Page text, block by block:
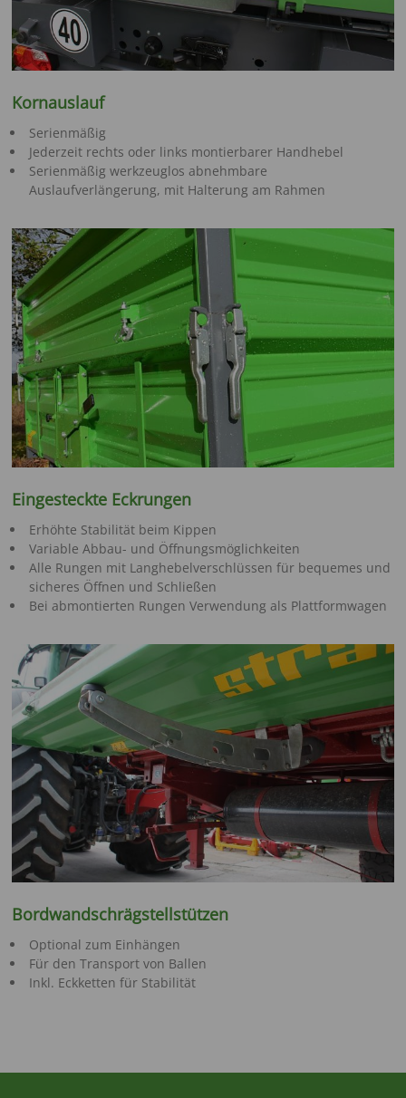
Kornauslauf
Serienmäßig
Jederzeit rechts oder links montierbarer Handhebel
Serienmäßig werkzeuglos abnehmbare
Auslaufverlängerung, mit Halterung am Rahmen
Eingesteckte Eckrungen
Erhöhte Stabilität beim Kippen
Variable Abbau- und Öffnungsmöglichkeiten
Alle Rungen mit Langhebelverschlüssen für bequemes und
sicheres Öffnen und Schließen
Bei abmontierten Rungen Verwendung als Plattformwagen
Bordwandschrägstellstützen
Optional zum Einhängen
Für den Transport von Ballen
Inkl. Eckketten für Stabilität